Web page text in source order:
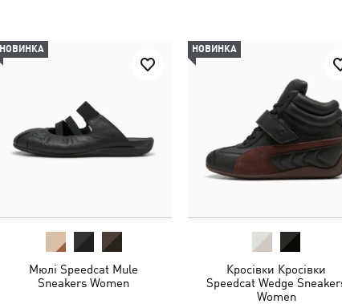
НОВИНКА
Мюлі Speedcat Mule
Sneakers Women
НОВИНКА
Кросівки Кросівки
Speedcat Wedge
Women